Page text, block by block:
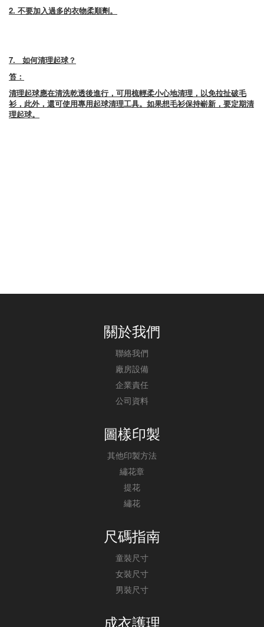
2. 不要加入過多的衣物柔順劑。
7. 如何清理起球？
笞：
清理起球應在清洗乾透後進行，可用梳輕柔小心地清理，以免拉扯破毛
衫，此外，還可使用專用起球清理工具。如果想毛衫保持嶄新，要定期清
理起球。
關於我們
聯絡我們
廠房設備
企業責任
公司資料
圖樣印製
其他印製方法
繡花章
提花
繡花
尺碼指南
童裝尺寸
女裝尺寸
男裝尺寸
成衣護理